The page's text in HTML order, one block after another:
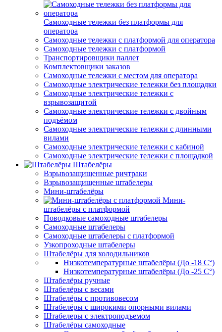
Самоходные тележки без платформы для
оператора
Самоходные тележки с платформой для оператора
Самоходные тележки с платформой
Транспортировщики паллет
Комплектовщики заказов
Самоходные тележки с местом для оператора
Самоходные электрические тележки без площадки
Самоходные электрические тележки с
взрывозащитой
Самоходные электрические тележки с двойным
подъёмом
Самоходные электрические тележки с длинными
вилами
Самоходные электрические тележки с кабиной
Самоходные электрические тележки с площадкой
Штабелёры
Взрывозащищенные ричтраки
Взрывозащищенные штабелеры
Мини-штабелёры
Мини-
штабелёры с платформой
Поводковые самоходные штабелеры
Самоходные штабелеры
Самоходные штабелеры с платформой
Узкопроходные штабелеры
Штабелёры для холодильников
Низкотемпературные штабелёры (До -18 C°)
Низкотемпературные штабелёры (До -25 C°)
Штабелёры ручные
Штабелёры с весами
Штабелёры с противовесом
Штабелёры с широкими опорными вилами
Штабелеры с электроподъемом
Штабелёры самоходные